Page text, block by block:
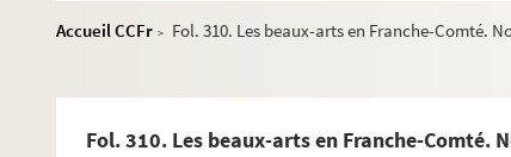
Accueil CCFr >
Fol. 310. Les beaux-arts en Franche-Comté.
Fol. 310. Les beaux-arts en Franche-Comté.